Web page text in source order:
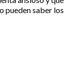
pueden saber los